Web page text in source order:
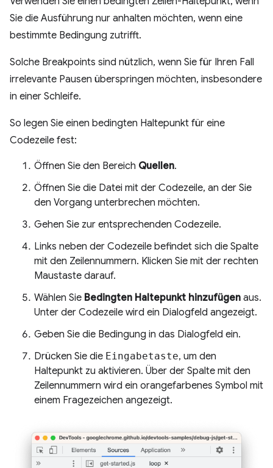
Sie die Ausführung nur anhalten möchten, wenn eine
bestimmte Bedingung zutrifft.
Solche Breakpoints sind nützlich, wenn Sie für Ihren Fall
irrelevante Pausen überspringen möchten, insbesondere
in einer Schleife.
So legen Sie einen bedingten Haltepunkt für eine
Codezeile fest:
Öffnen Sie den Bereich Quellen.
Öffnen Sie die Datei mit der Codezeile, an der Sie
den Vorgang unterbrechen möchten.
Gehen Sie zur entsprechenden Codezeile.
Links neben der Codezeile befindet sich die Spalte
mit den Zeilennummern. Klicken Sie mit der rechten
Maustaste darauf.
Wählen Sie Bedingten Haltepunkt hinzufügen aus.
Unter der Codezeile wird ein Dialogfeld angezeigt.
Geben Sie die Bedingung in das Dialogfeld ein.
Drücken Sie die Eingabetaste, um den
Haltepunkt zu aktivieren. Über der Spalte mit den
Zeilennummern wird ein orangefarbenes Symbol mit
einem Fragezeichen angezeigt.